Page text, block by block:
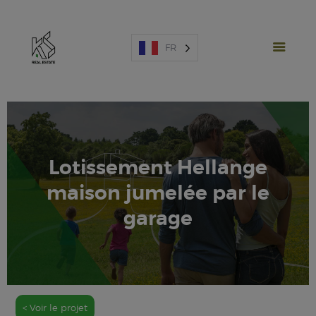
FR
Lotissement Hellange
maison jumelée par le
garage
PROJETS NEUFS
VENTE
LOCATION
ESPAGNE
A PROPOS
ESTIMATION
NOUS CONTACTER
< Voir le projet